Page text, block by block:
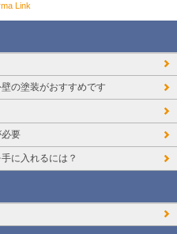
Link
の塗装がおすすめです
要
に入れるには？